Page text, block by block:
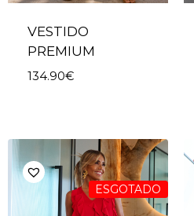
VESTIDO
PREMIUM
134.90€
ESGOTADO